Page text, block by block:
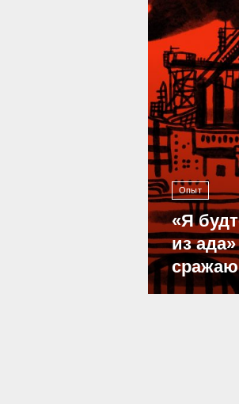
Опыт
«Я
из